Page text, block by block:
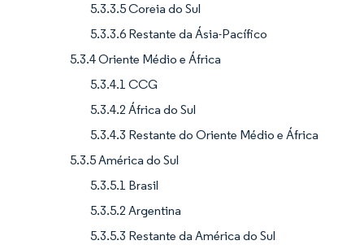
5.3.3.5 Coreia do Sul
5.3.3.6 Restante da Ásia-Pacífico
5.3.4 Oriente Médio e África
5.3.4.1 CCG
5.3.4.2 África do Sul
5.3.4.3 Restante do Oriente Médio e África
5.3.5 América do Sul
5.3.5.1 Brasil
5.3.5.2 Argentina
5.3.5.3 Restante da América do Sul